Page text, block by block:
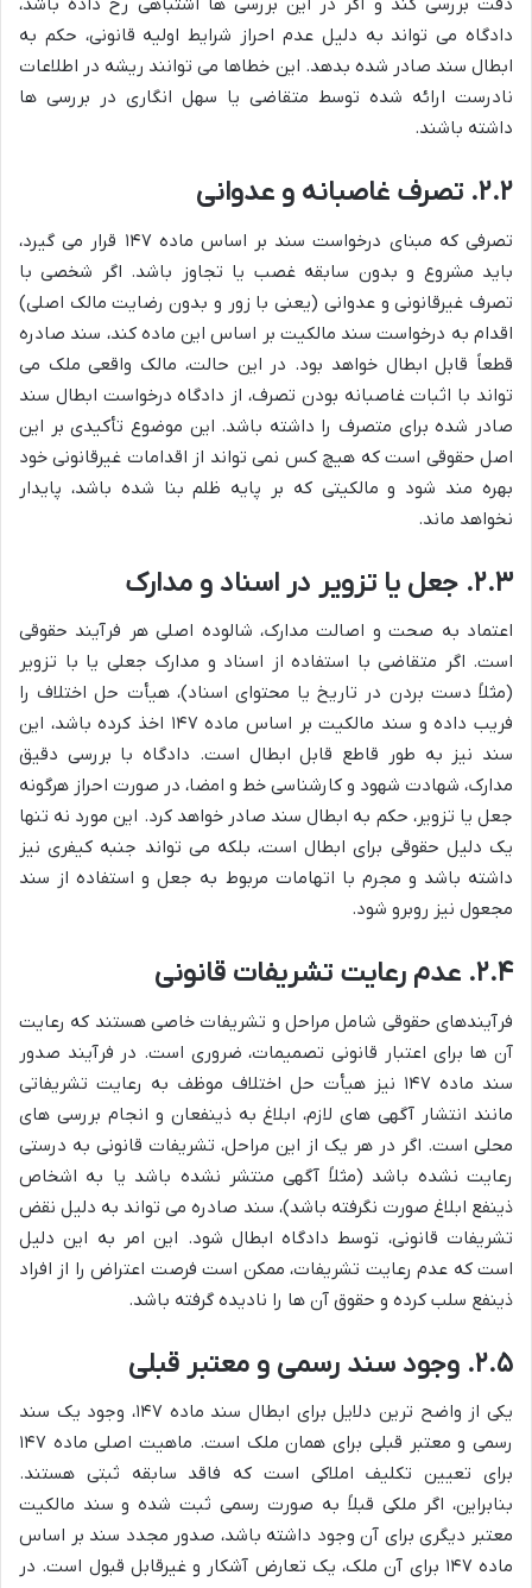
دقت بررسی کند و اگر در این بررسی ها اشتباهی رخ داده باشد،
دادگاه می تواند به دلیل عدم احراز شرایط اولیه قانونی، حکم به
ابطال سند صادر شده بدهد. این خطاها می توانند ریشه در اطلاعات
نادرست ارائه شده توسط متقاضی یا سهل انگاری در بررسی ها
داشته باشند.
۲.۲. تصرف غاصبانه و عدوانی
تصرفی که مبنای درخواست سند بر اساس ماده ۱۴۷ قرار می گیرد،
باید مشروع و بدون سابقه غصب یا تجاوز باشد. اگر شخصی با
تصرف غیرقانونی و عدوانی (یعنی با زور و بدون رضایت مالک اصلی)
اقدام به درخواست سند مالکیت بر اساس این ماده کند، سند صادره
قطعاً قابل ابطال خواهد بود. در این حالت، مالک واقعی ملک می
تواند با اثبات غاصبانه بودن تصرف، از دادگاه درخواست ابطال سند
صادر شده برای متصرف را داشته باشد. این موضوع تأکیدی بر این
اصل حقوقی است که هیچ کس نمی تواند از اقدامات غیرقانونی خود
بهره مند شود و مالکیتی که بر پایه ظلم بنا شده باشد، پایدار
نخواهد ماند.
۲.۳. جعل یا تزویر در اسناد و مدارک
اعتماد به صحت و اصالت مدارک، شالوده اصلی هر فرآیند حقوقی
است. اگر متقاضی با استفاده از اسناد و مدارک جعلی یا با تزویر
(مثلاً دست بردن در تاریخ یا محتوای اسناد)، هیأت حل اختلاف را
فریب داده و سند مالکیت بر اساس ماده ۱۴۷ اخذ کرده باشد، این
سند نیز به طور قاطع قابل ابطال است. دادگاه با بررسی دقیق
مدارک، شهادت شهود و کارشناسی خط و امضا، در صورت احراز هرگونه
جعل یا تزویر، حکم به ابطال سند صادر خواهد کرد. این مورد نه تنها
یک دلیل حقوقی برای ابطال است، بلکه می تواند جنبه کیفری نیز
داشته باشد و مجرم با اتهامات مربوط به جعل و استفاده از سند
مجعول نیز روبرو شود.
۲.۴. عدم رعایت تشریفات قانونی
فرآیندهای حقوقی شامل مراحل و تشریفات خاصی هستند که رعایت
آن ها برای اعتبار قانونی تصمیمات، ضروری است. در فرآیند صدور
سند ماده ۱۴۷ نیز هیأت حل اختلاف موظف به رعایت تشریفاتی
مانند انتشار آگهی های لازم، ابلاغ به ذینفعان و انجام بررسی های
محلی است. اگر در هر یک از این مراحل، تشریفات قانونی به درستی
رعایت نشده باشد (مثلاً آگهی منتشر نشده باشد یا به اشخاص
ذینفع ابلاغ صورت نگرفته باشد)، سند صادره می تواند به دلیل نقض
تشریفات قانونی، توسط دادگاه ابطال شود. این امر به این دلیل
است که عدم رعایت تشریفات، ممکن است فرصت اعتراض را از افراد
ذینفع سلب کرده و حقوق آن ها را نادیده گرفته باشد.
۲.۵. وجود سند رسمی و معتبر قبلی
یکی از واضح ترین دلایل برای ابطال سند ماده ۱۴۷، وجود یک سند
رسمی و معتبر قبلی برای همان ملک است. ماهیت اصلی ماده ۱۴۷
برای تعیین تکلیف املاکی است که فاقد سابقه ثبتی هستند.
بنابراین، اگر ملکی قبلاً به صورت رسمی ثبت شده و سند مالکیت
معتبر دیگری برای آن وجود داشته باشد، صدور مجدد سند بر اساس
ماده ۱۴۷ برای آن ملک، یک تعارض آشکار و غیرقابل قبول است. در